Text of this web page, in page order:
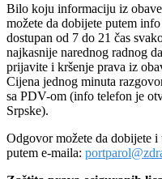
Bilo koju informaciju iz
možete da dobijete putem
dostupan od 7 do 21 čas
najkasnije narednog radnog
prijavite i kršenje prava iz
Cijena jednog minuta
sa PDV-om (info telefon je
Srpske).
Odgovor možete da dobijete
putem e-maila: